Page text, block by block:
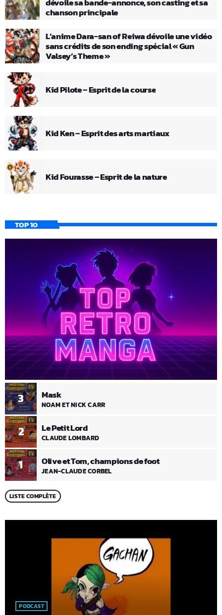
dévoile sa bande-annonce, son casting et sa
chanson principale
L’anime Dara-san of Reiwa dévoile une vidéo
sans crédits de son ending spécial « Gun
Valsey’s Theme »
Kid Pilote – Esprit de la course
Kid Ken – Esprit des arts martiaux
Kid Fourasse – Esprit de la nature
TOP 10
1 Olive et Tom, champions de foot
JEAN-CLAUDE CORBEL
2 Le Petit Lord
CLAUDE LOMBARD
3 Mask
NOAM ET NICK CARR
LISTE COMPLÈTE
PODCAST